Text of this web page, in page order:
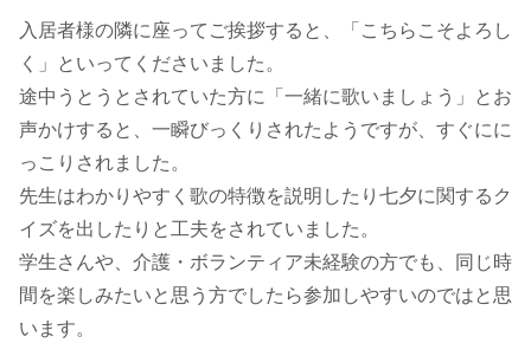
入居者様の隣に座ってご挨拶すると、「こちらこそよろし
く」といってくださいました。
途中うとうとされていた方に「一緒に歌いましょう」とお
声かけすると、一瞬びっくりされたようですが、すぐにに
っこりされました。
先生はわかりやすく歌の特徴を説明したり七夕に関するク
イズを出したりと工夫をされていました。
学生さんや、介護・ボランティア未経験の方でも、同じ時
間を楽しみたいと思う方でしたら参加しやすいのではと思
います。